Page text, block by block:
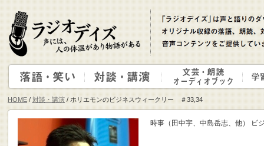
HOME / 対談・講演 / ホリエモンのビジネスウィークリー ＃33,34
時事（田中宇、中島岳志、他） ビ